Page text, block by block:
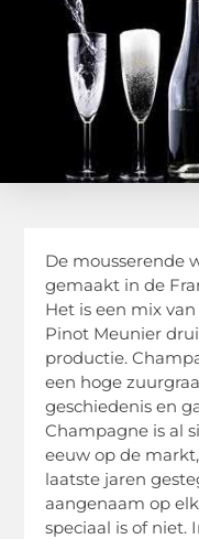
De mousserende
gemaakt in de
Het is een mix
Pinot Meunier
productie.
een hoge
geschiedenis en
Champagne is al
eeuw op de
laatste jaren
aangenaam op
speciaal is of niet.